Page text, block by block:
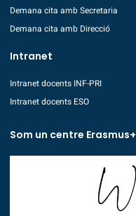
Demana cita amb Secretaria
Demana cita amb Direcció
Intranet
Intranet docents INF-PRI
Intranet docents ESO
Som un centre Erasmus+